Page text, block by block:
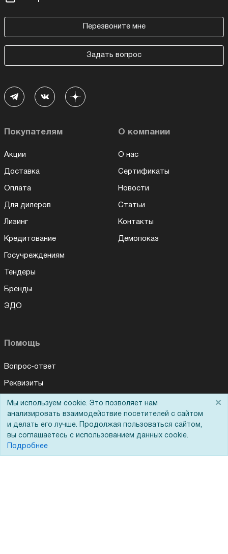
Перезвоните мне
Задать вопрос
Покупателям
Акции
Доставка
Оплата
Для дилеров
Лизинг
Кредитование
Госучреждениям
Тендеры
Бренды
ЭДО
О компании
О нас
Сертификаты
Новости
Статьи
Контакты
Демопоказ
Помощь
Вопрос-ответ
Реквизиты
Гарантии и возврат
Сервисный центр
Вакансии
Обратная связь
Мы используем cookie. Это позволяет нам
анализировать взаимодействие посетителей с сайтом
и делать его лучше. Продолжая пользоваться сайтом,
вы соглашаетесь с использованием данных cookie.
Подробнее
×